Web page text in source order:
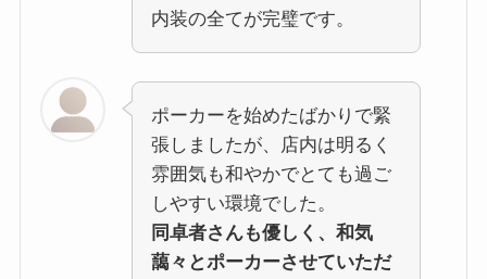
内装の全てが完璧です。
ポーカーを始めたばかりで緊
張しましたが、店内は明るく
雰囲気も和やかでとても過ご
しやすい環境でした。
同卓者さんも優しく、和気
藹々とポーカーさせていただ